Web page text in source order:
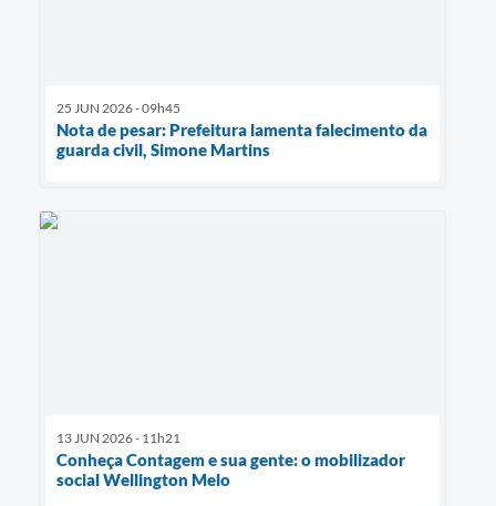
25 JUN 2026 - 09h45
Nota de pesar: Prefeitura lamenta falecimento da
guarda civil, Simone Martins
13 JUN 2026 - 11h21
Conheça Contagem e sua gente: o mobilizador
social Wellington Melo